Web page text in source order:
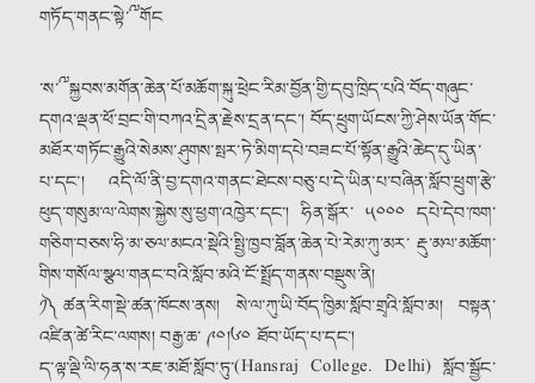
གཏོད་གནང་སྟེ་༸གོང
་ས་༸སྐྱབས་མགོན་ཆེན་པོ་མཆོག་སྐུ་ཕྲེང་རིམ་བྱོན་གྱི་དབུ་ཁྲིད་པའི་བོད་གཞུང་
དགའ་ལྡན་ཕོ་བྲང་གི་བཀའ་དྲིན་རྗེས་དྲན་དང་། བོད་ཕྲུག་ཡོངས་ཀྱི་ཤེས་ཡོན་གོང་
མཐོར་གཏོང་རྒྱུའི་སེམས་ཤུགས་སྤར་ཏེ་མིག་དཔེ་བཟང་པོ་སྟོན་རྒྱུའི་ཆེད་དུ་ཡིན་
པ་དང་། འདི་ལོ་ནི་བྱ་དགའ་གནང་ཐེངས་བཅུ་པ་དེ་ཡིན་པ་བཞིན་སློབ་ཕྲུག་རྩེ་
ཕུད་གསུམ་ལ་ལེགས་སྐྱེས་སུ་ཕྱག་འཁྱེར་དང་། ཧིན་སྒོར་ ༥༠༠༠ དཔེ་དེབ་ཁག་
གཅིག་བཅས་ཧི་མ་ཅལ་མངའ་སྡེའི་སྤྱི་ཁྱབ་བློན་ཆེན་པེ་རེམ་ཀུ་མར་ རྡུ་མལ་མཆོག་
གིས་གསོལ་སྩལ་གནང་བའི་སློབ་མའི་ངོ་སྤྲོད་གནས་བསྡུས་ནི།
༡༽ ཚན་རིག་སྡེ་ཚན་ཁོངས་ནས། སེ་ལ་ཀུ་ཡི་བོད་ཁྱིམ་སློབ་གྲྭའི་སློབ་མ། བསྟན་
འཛིན་ཚེ་རིང་ལགས། བརྒྱ་ཆ་ ༩༠།༦༠ ཐོབ་ཡོད་པ་དང་།
ད་ལྟ་ལྡི་ལི་ཧན་ས་རཇ་མཐོ་སློབ་ཏུ་(Hansraj College. Delhi) སློབ་སྦྱོང་